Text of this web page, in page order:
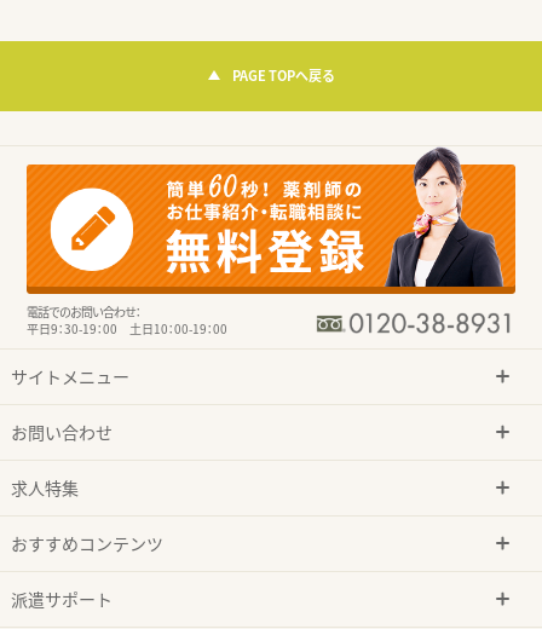
PAGE TOPへ戻る
電話でのお問い合わせ：
平日9：30-19：00 土日10：00-19：00
サイトメニュー
お問い合わせ
求人特集
おすすめコンテンツ
派遣サポート